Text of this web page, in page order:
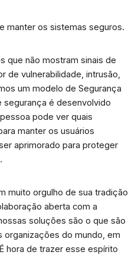
manter os sistemas seguros.
que não mostram sinais de
de vulnerabilidade, intrusão,
um modelo de Segurança
segurança é desenvolvido
pode ver quais
manter os usuários
aprimorado para proteger
muito orgulho de sua tradição
aberta com a
soluções são o que são
do mundo, em
hora de trazer esse espírito